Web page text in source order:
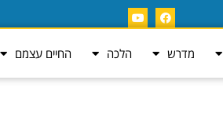
מדרש הלכה החיים עצמם